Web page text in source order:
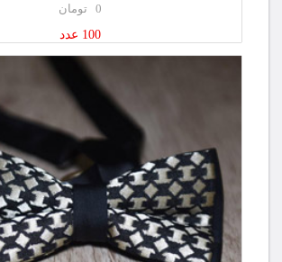
0 تومان
100 عدد